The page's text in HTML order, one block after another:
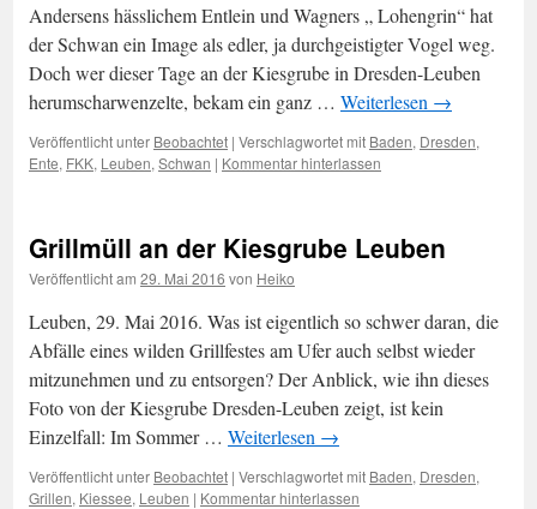
Andersens hässlichem Entlein und Wagners „ Lohengrin“ hat
der Schwan ein Image als edler, ja durchgeistigter Vogel weg.
Doch wer dieser Tage an der Kiesgrube in Dresden-Leuben
herumscharwenzelte, bekam ein ganz … Weiterlesen →
Veröffentlicht unter Beobachtet | Verschlagwortet mit Baden, Dresden,
Ente, FKK, Leuben, Schwan | Kommentar hinterlassen
Grillmüll an der Kiesgrube Leuben
Veröffentlicht am 29. Mai 2016 von Heiko
Leuben, 29. Mai 2016. Was ist eigentlich so schwer daran, die
Abfälle eines wilden Grillfestes am Ufer auch selbst wieder
mitzunehmen und zu entsorgen? Der Anblick, wie ihn dieses
Foto von der Kiesgrube Dresden-Leuben zeigt, ist kein
Einzelfall: Im Sommer … Weiterlesen →
Veröffentlicht unter Beobachtet | Verschlagwortet mit Baden, Dresden,
Grillen, Kiessee, Leuben | Kommentar hinterlassen